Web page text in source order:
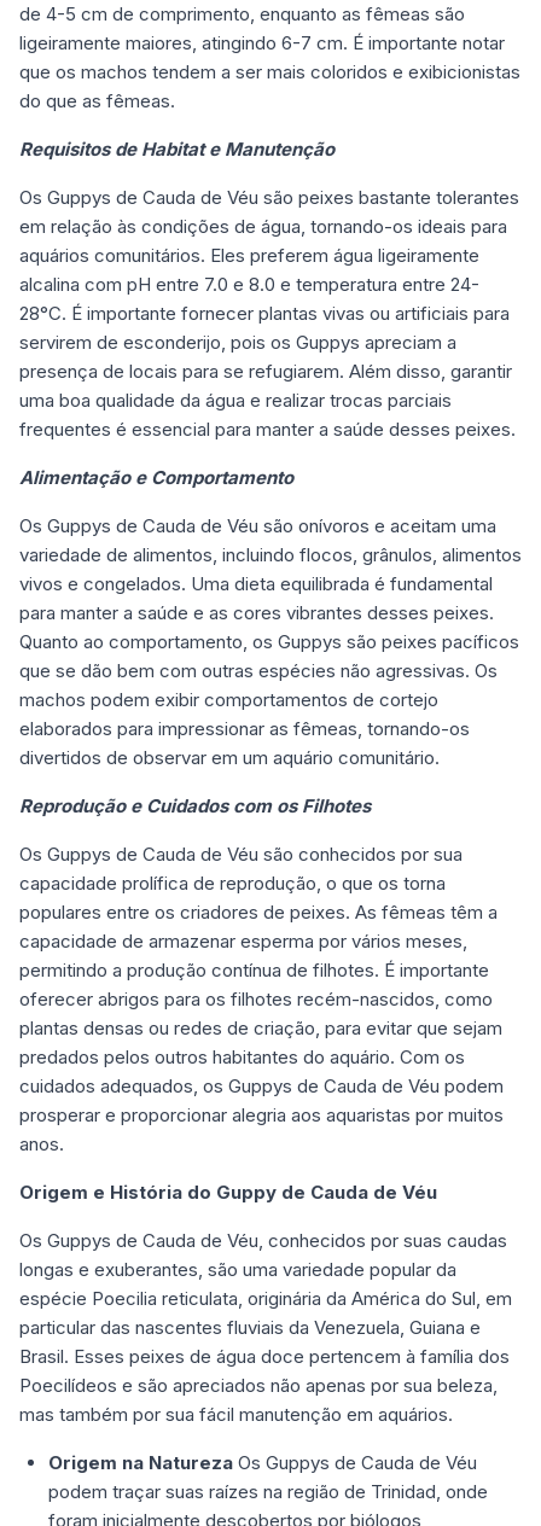
de 4-5 cm de comprimento, enquanto as fêmeas são
ligeiramente maiores, atingindo 6-7 cm. É importante notar
que os machos tendem a ser mais coloridos e exibicionistas
do que as fêmeas.
Requisitos de Habitat e Manutenção
Os Guppys de Cauda de Véu são peixes bastante tolerantes
em relação às condições de água, tornando-os ideais para
aquários comunitários. Eles preferem água ligeiramente
alcalina com pH entre 7.0 e 8.0 e temperatura entre 24-
28°C. É importante fornecer plantas vivas ou artificiais para
servirem de esconderijo, pois os Guppys apreciam a
presença de locais para se refugiarem. Além disso, garantir
uma boa qualidade da água e realizar trocas parciais
frequentes é essencial para manter a saúde desses peixes.
Alimentação e Comportamento
Os Guppys de Cauda de Véu são onívoros e aceitam uma
variedade de alimentos, incluindo flocos, grânulos, alimentos
vivos e congelados. Uma dieta equilibrada é fundamental
para manter a saúde e as cores vibrantes desses peixes.
Quanto ao comportamento, os Guppys são peixes pacíficos
que se dão bem com outras espécies não agressivas. Os
machos podem exibir comportamentos de cortejo
elaborados para impressionar as fêmeas, tornando-os
divertidos de observar em um aquário comunitário.
Reprodução e Cuidados com os Filhotes
Os Guppys de Cauda de Véu são conhecidos por sua
capacidade prolífica de reprodução, o que os torna
populares entre os criadores de peixes. As fêmeas têm a
capacidade de armazenar esperma por vários meses,
permitindo a produção contínua de filhotes. É importante
oferecer abrigos para os filhotes recém-nascidos, como
plantas densas ou redes de criação, para evitar que sejam
predados pelos outros habitantes do aquário. Com os
cuidados adequados, os Guppys de Cauda de Véu podem
prosperar e proporcionar alegria aos aquaristas por muitos
anos.
Origem e História do Guppy de Cauda de Véu
Os Guppys de Cauda de Véu, conhecidos por suas caudas
longas e exuberantes, são uma variedade popular da
espécie Poecilia reticulata, originária da América do Sul, em
particular das nascentes fluviais da Venezuela, Guiana e
Brasil. Esses peixes de água doce pertencem à família dos
Poecilídeos e são apreciados não apenas por sua beleza,
mas também por sua fácil manutenção em aquários.
Origem na Natureza Os Guppys de Cauda de Véu
podem traçar suas raízes na região de Trinidad, onde
foram inicialmente descobertos por biólogos